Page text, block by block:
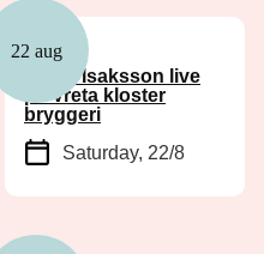
22 aug
Musikk
Patrik Isaksson live
på Vreta kloster
bryggeri
Saturday, 22/8